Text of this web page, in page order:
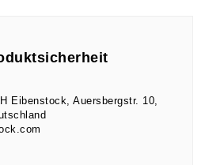
Eibenstock
Auersbergstr. 10